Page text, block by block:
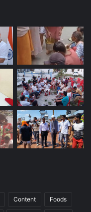
Content Foods